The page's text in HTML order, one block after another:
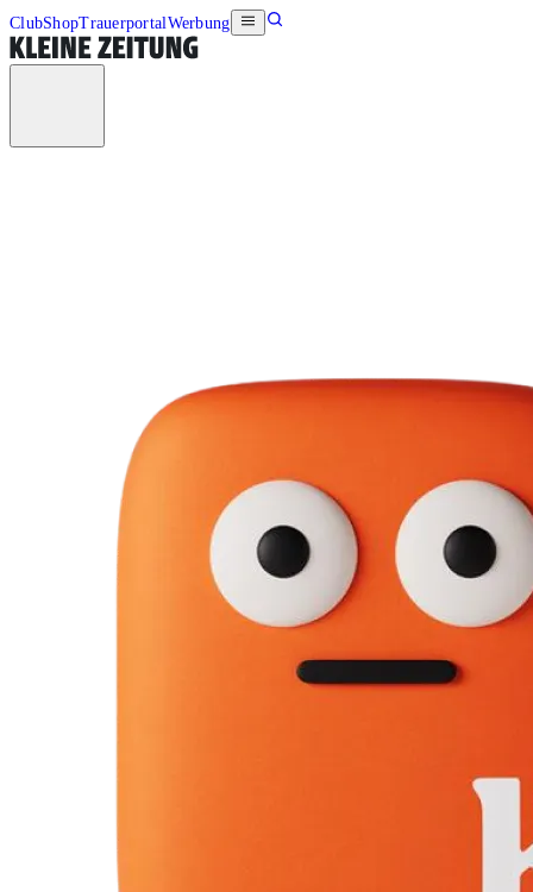
ClubShopTrauerportalWerbung